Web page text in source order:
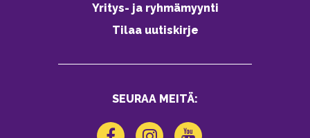
Yritys- ja ryhmämyynti
Tilaa uutiskirje
SEURAA MEITÄ: